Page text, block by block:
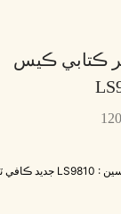
ڪتابي ڪيس